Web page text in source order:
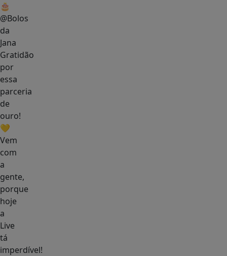
🎂
@Bolos
da
Jana
Gratidão
por
essa
parceria
de
ouro!
💛
Vem
com
a
gente,
porque
hoje
a
Live
tá
imperdível!